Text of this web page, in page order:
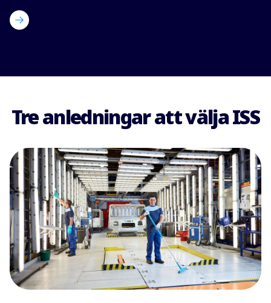
Tre anledningar att välja ISS